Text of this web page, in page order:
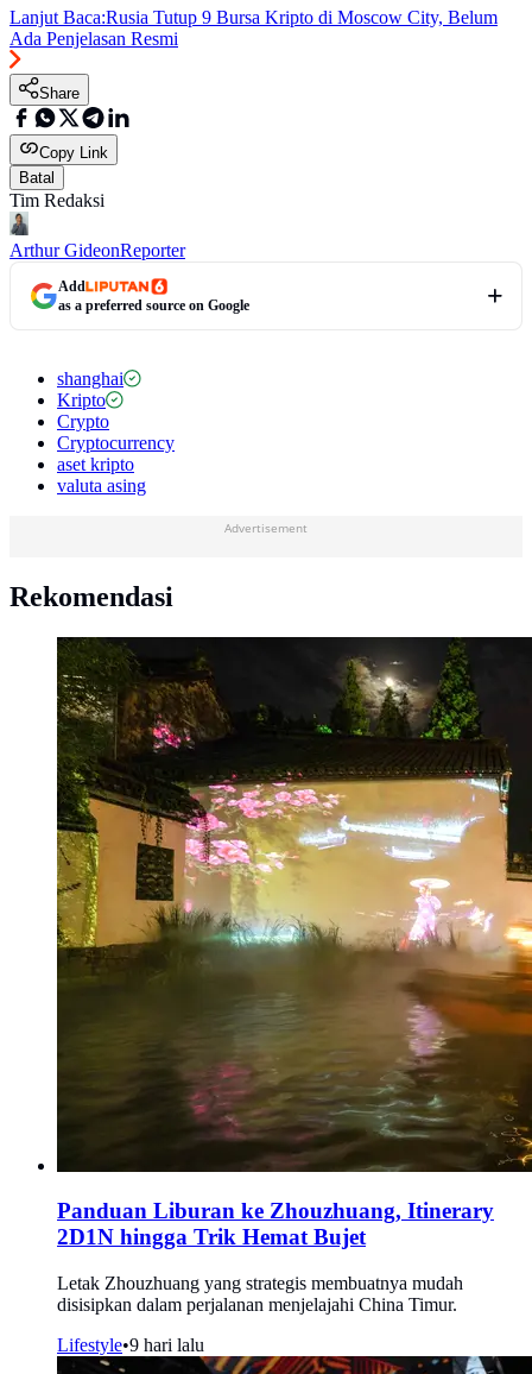
Lanjut Baca:Rusia Tutup 9 Bursa Kripto di Moscow City, Belum
Ada Penjelasan Resmi
Share
Copy Link
Batal
Tim Redaksi
Arthur GideonReporter
Add
as a preferred source on Google
shanghai
Kripto
Crypto
Cryptocurrency
aset kripto
valuta asing
Advertisement
Rekomendasi
Panduan Liburan ke Zhouzhuang, Itinerary
2D1N hingga Trik Hemat Bujet
Letak Zhouzhuang yang strategis membuatnya mudah
disisipkan dalam perjalanan menjelajahi China Timur.
Lifestyle•9 hari lalu